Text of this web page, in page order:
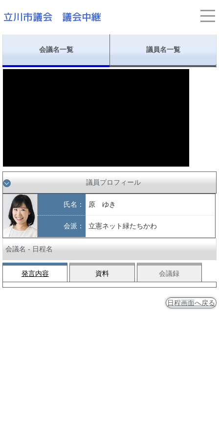
会議名一覧 議員名一覧
議員プロフィール
氏名： 原 ゆき
会派： 立憲ネット緑たちかわ
会議名 - 日程名
発言内容 資料 会議録
日程画面へ戻る